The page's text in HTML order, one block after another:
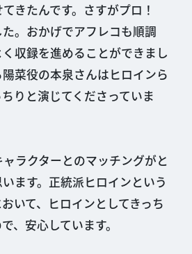
きたんです。さすがプロ！
。おかげでアフレコも順調
収録を進めることができまし
菜役の本泉さんはヒロインら
りと演じてくださっていま
ラクターとのマッチングがと
ます。正統派ヒロインという
いて、ヒロインとしてきっち
、安心しています。